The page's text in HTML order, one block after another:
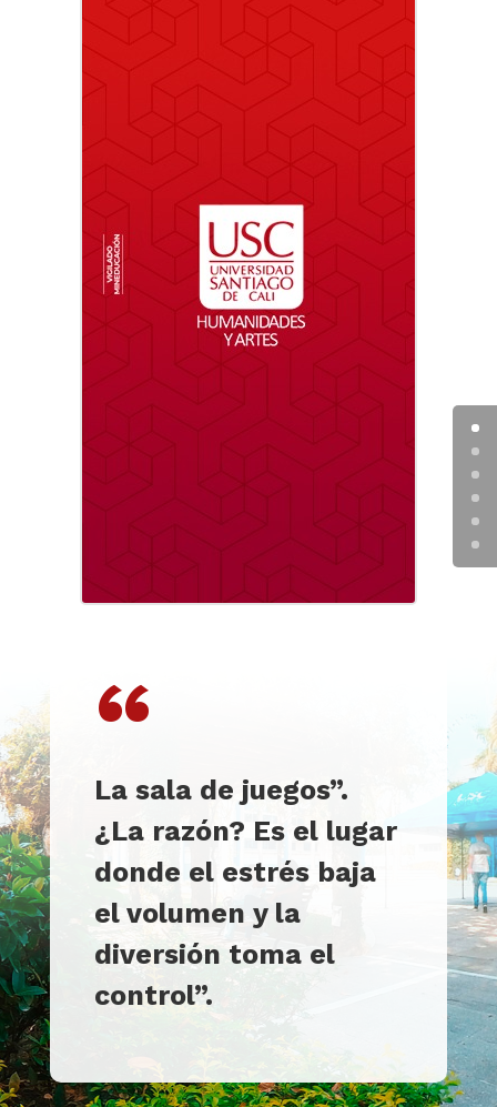
“
La sala de juegos”.
¿La razón? Es el lugar
donde el estrés baja
el volumen y la
diversión toma el
control”.